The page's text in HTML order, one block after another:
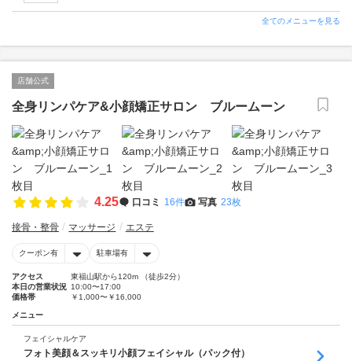
全てのメニューを見る
店舗公式
全身リンパケア&小顔矯正サロン ブルームーン
4.25 口コミ 16件 写真 23枚
接骨・整骨 マッサージ エステ
クーポン有 駐車場有
アクセス
東福山駅から120m （徒歩2分）
本日の営業状況 10:00〜17:00
価格帯
￥1,000〜￥16,000
メニュー
フェイシャルケア
フォト美顔＆スッキリ小顔フェイシャル（パック付）